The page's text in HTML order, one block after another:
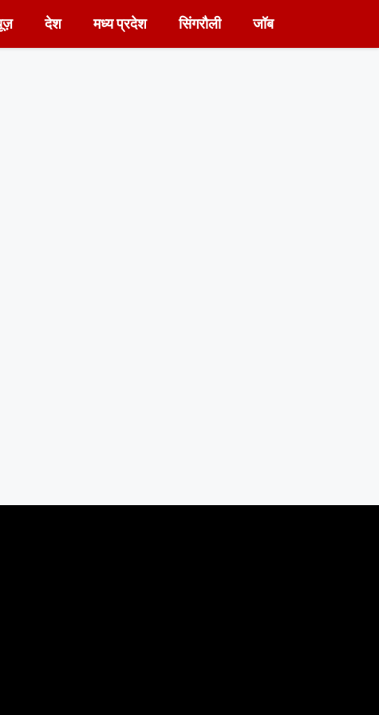
देश मध्य प्रदेश सिंगरौली जॉब